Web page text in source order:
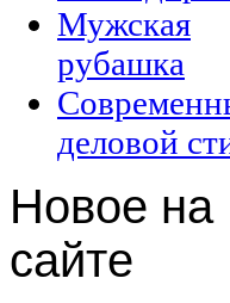
Мужская
рубашка
деловой
Новое на
сайте